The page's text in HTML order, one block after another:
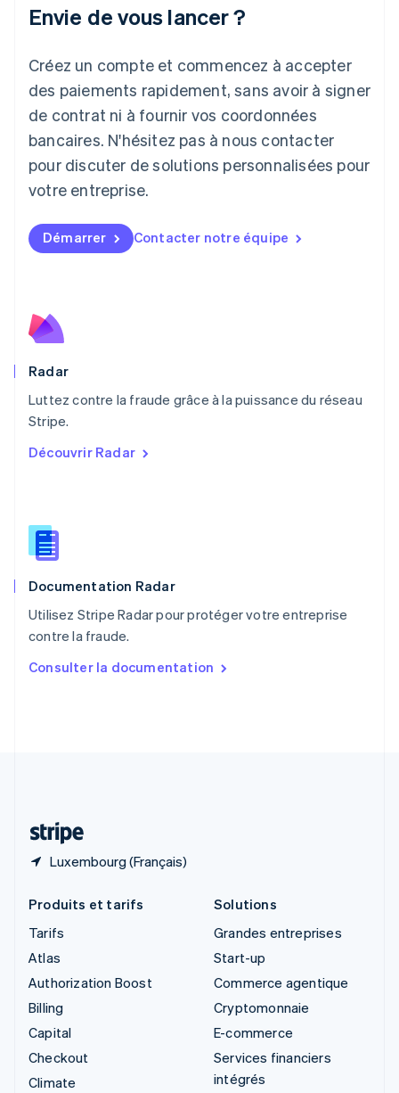
Envie de vous lancer ?
Créez un compte et commencez à accepter
des paiements rapidement, sans avoir à signer
de contrat ni à fournir vos coordonnées
bancaires. N'hésitez pas à nous contacter
pour discuter de solutions personnalisées pour
votre entreprise.
Démarrer Contacter notre équipe
Radar
Luttez contre la fraude grâce à la puissance du réseau
Stripe.
Découvrir Radar
Documentation Radar
Utilisez Stripe Radar pour protéger votre entreprise
contre la fraude.
Consulter la documentation
Luxembourg (Français)
日本語 English
English
Liechtenstein
Deutsch English
Lituanie
English
Luxembourg
FrançaisDeutschEnglish
Malaisie
Malte
English
Mexique
Nouvelle-Zélande
English
Pays-Bas
Pologne
English
PortuguêsEnglish
English
Roumanie
Royaume-Uni
Singapour
English简体中文
English
Produits et tarifs
Tarifs
Atlas
Authorization Boost
Billing
Capital
Checkout
Climate
Solutions
Grandes entreprises
Start-up
Commerce agentique
Cryptomonnaie
E-commerce
Services financiers
intégrés